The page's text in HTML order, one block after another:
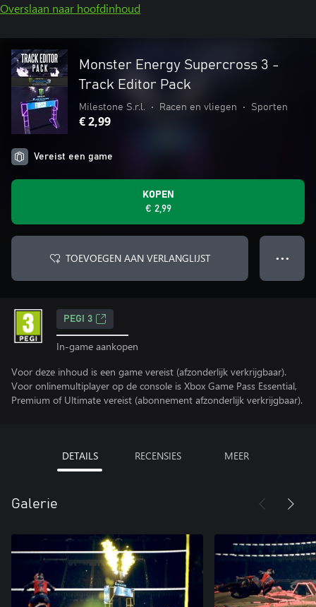
Overslaan naar hoofdinhoud
Monster Energy Supercross 3 -
Track Editor Pack
Milestone S.r.l. • Racen en vliegen • Sporten
€ 2,99
Vereist een game
KOPEN
€ 2,99
TOEVOEGEN AAN VERLANGLIJST ● ● ●
PEGI 3
In-game aankopen
Voor deze inhoud is een game vereist (afzonderlijk verkrijgbaar).
Voor onlinemultiplayer op de console is Xbox Game Pass Essential,
Premium of Ultimate vereist (abonnement afzonderlijk verkrijgbaar).
DETAILS RECENSIES MEER
Galerie